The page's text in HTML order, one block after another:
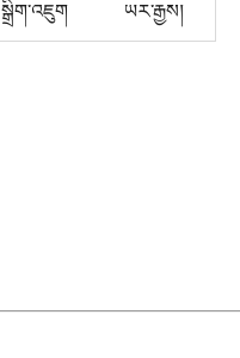
སྒྲིག་འཇུག ཡར་རྒྱས།